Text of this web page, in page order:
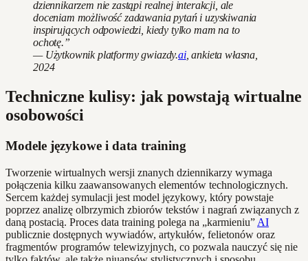
dziennikarzem nie zastąpi realnej interakcji, ale
doceniam możliwość zadawania pytań i uzyskiwania
inspirujących odpowiedzi, kiedy tylko mam na to
ochotę.”
— Użytkownik platformy gwiazdy.ai, ankieta własna,
2024
Techniczne kulisy: jak powstają wirtualne
osobowości
Modele językowe i data training
Tworzenie wirtualnych wersji znanych dziennikarzy wymaga
połączenia kilku zaawansowanych elementów technologicznych.
Sercem każdej symulacji jest model językowy, który powstaje
poprzez analizę olbrzymich zbiorów tekstów i nagrań związanych z
daną postacią. Proces data training polega na „karmieniu” AI
publicznie dostępnych wywiadów, artykułów, felietonów oraz
fragmentów programów telewizyjnych, co pozwala nauczyć się nie